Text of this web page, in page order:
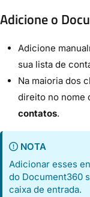
Adicione o
Adicione
sua lista de
Na maioria dos
direito no nome
contatos.
NOTA
Adicionar esses
do Document360
caixa de entrada.